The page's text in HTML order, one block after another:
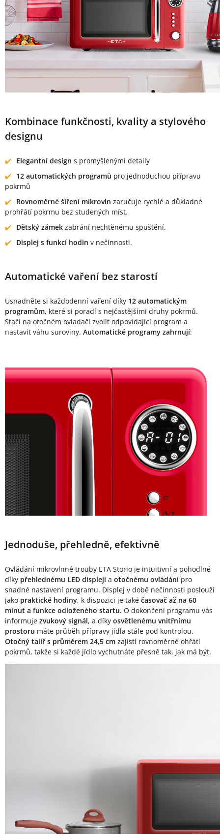
Kombinace funkčnosti, kvality a stylového
designu
Elegantní design s promyšlenými detaily
12 automatických programů pro jednoduchou přípravu
pokrmů
Rovnoměrné šíření mikrovln zaručuje rychlé a důkladné
prohřátí pokrmu bez studených míst.
Dětský zámek zabrání nechtěnému spuštění.
Displej s funkcí hodin v nečinnosti.
Automatické vaření bez starostí
Usnadněte si každodenní vaření díky 12 automatickým
programům, které si poradí s nejčastějšími druhy pokrmů.
Stačí na otočném ovladači zvolit odpovídající program a
nastavit váhu suroviny. Automatické programy zahrnují:
Jednoduše, přehledně, efektivně
Ovládání mikrovlnné trouby ETA Storio je intuitivní a pohodlné
díky přehlednému LED displeji a otočnému ovládání pro
snadné nastavení programu. Displej v době nečinnosti poslouží
jako praktické hodiny, k dispozici je také časovač až na 60
minut a funkce odloženého startu. O dokončení programu vás
informuje zvukový signál, a díky osvětlenému vnitřnímu
prostoru máte průběh přípravy jídla stále pod kontrolou.
Otočný talíř s průměrem 24,5 cm zajistí rovnoměrné ohřátí
pokrmů, takže si každé jídlo vychutnáte přesně tak, jak má být.